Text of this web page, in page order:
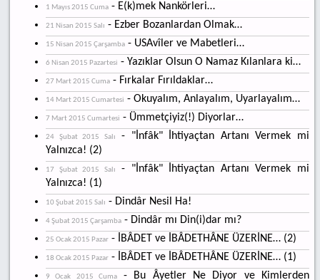
1 Mayıs 2015 Cuma - E(k)mek Nankörleri…
21 Nisan 2015 Salı - Ezber Bozanlardan Olmak…
15 Nisan 2015 Çarşamba - USAvîler ve Mabetleri…
6 Nisan 2015 Pazartesi - Yazıklar Olsun O Namaz Kılanlara ki…
27 Mart 2015 Cuma - Fırkalar Fırıldaklar…
14 Mart 2015 Cumartesi - Okuyalım, Anlayalım, Uyarlayalım…
7 Mart 2015 Cumartesi - Ümmetçiyiz(!) Diyorlar…
24 Şubat 2015 Salı
- "İnfâk" İhtiyaçtan Artanı Vermek mi
Yalnızca! (2)
17 Şubat 2015 Salı
- "İnfâk" İhtiyaçtan Artanı Vermek mi
Yalnızca! (1)
10 Şubat 2015 Salı - Dindâr Nesil Ha!
4 Şubat 2015 Çarşamba - Dindâr mı Din(i)dar mı?
25 Ocak 2015 Pazar - İBÂDET ve İBÂDETHÂNE ÜZERİNE… (2)
18 Ocak 2015 Pazar - İBÂDET ve İBÂDETHÂNE ÜZERİNE… (1)
9 Ocak 2015 Cuma- Bu Âyetler Ne Diyor ve Kimlerden